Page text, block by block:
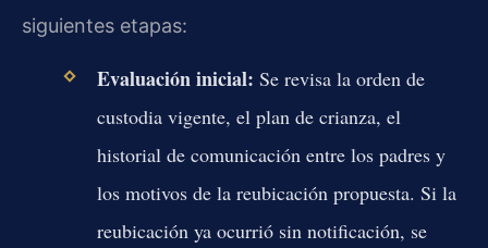
siguientes etapas:
Evaluación inicial: Se revisa la orden de
custodia vigente, el plan de crianza, el
historial de comunicación entre los padres y
los motivos de la reubicación propuesta. Si la
reubicación ya ocurrió sin notificación, se